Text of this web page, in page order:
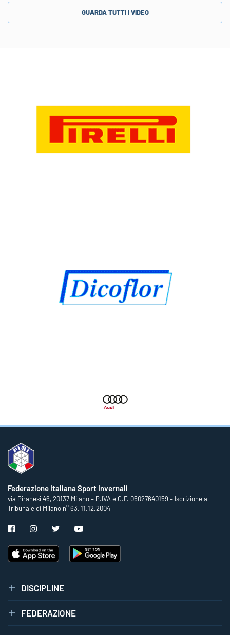
GUARDA TUTTI I VIDEO
Federazione Italiana Sport Invernali
via Piranesi 46, 20137 Milano – P.IVA e C.F. 05027640159 – Iscrizione al
Tribunale di Milano n° 63, 11.12.2004
DISCIPLINE
FEDERAZIONE